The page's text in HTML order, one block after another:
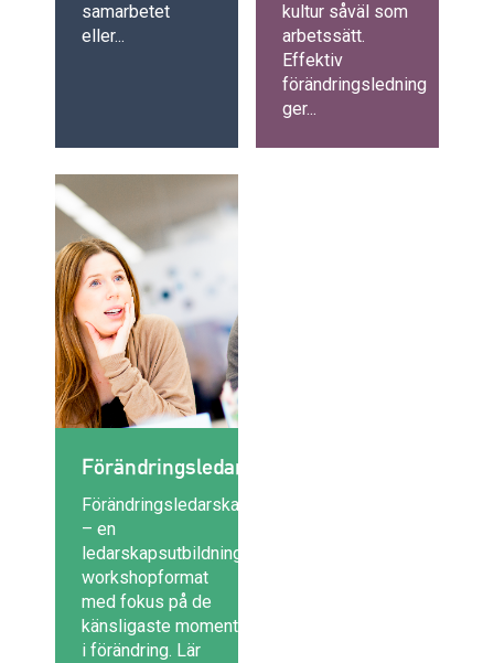
samarbetet
eller...
kultur såväl som
arbetssätt.
Effektiv
förändringsledning
ger...
Förändringsledarskap
Förändringsledarskap
– en
ledarskapsutbildning i
workshopformat
med fokus på de
känsligaste momenten
i förändring. Lär